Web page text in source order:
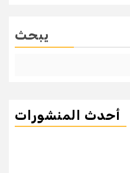
يبحث
أحدث المنشورات